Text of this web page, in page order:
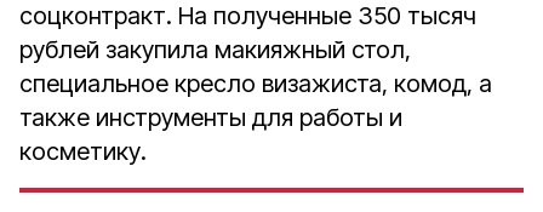
соцконтракт. На полученные 350 тысяч
рублей закупила макияжный стол,
специальное кресло визажиста, комод, а
также инструменты для работы и
косметику.